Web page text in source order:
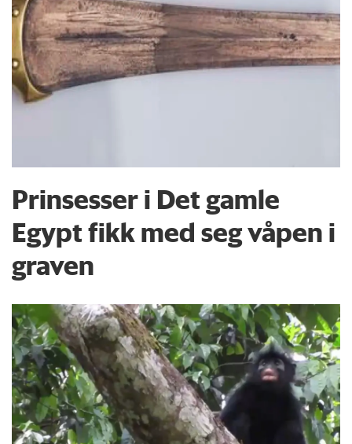
Prinsesser i Det gamle
Egypt fikk med seg våpen i
graven